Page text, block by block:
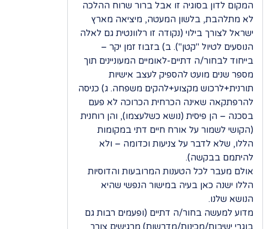
המקום לדון בסוגיה זו אבל ברור שרוח ההלכה
לא מתלהבת, בלשון המעטה, מיציאה מארץ
ישראל לצורך בילוי (נקודה זו רלוונטית גם לאלה
הנוסעים לטיול "קטן"). ב) בזבוז זמן יקר –
בייחוד לבחור/ה דתיים-לאומיים המעוניינים תוך
מספר שנים מועט להספיק לעצב אישיות
תורנית+לרכוש מקצוע+להקים משפחה. ג) כניסה
להרפתקאה שאינה הכרחית הכרוכה לא פעם
בסכנה – הן פיסית (נושא כשלעצמו), והן רוחנית
(הקושי לשמור על אורח חיים דתי במקומות
הללו, שלא לדבר על צניעות וכדומה – ולא
להיתמם בבקשה).
אולם מעבר לכל הטענות המרובעות והדוסיות
הללו ישנה כאן בעיה במישור הנפשי שהיא
הנושא שלנו.
מדוע למעשה בחור/ה דתיים (ופעמים רבות גם
בוגרי ישיבות/מכינות/מדרשות) מרגישים צורך